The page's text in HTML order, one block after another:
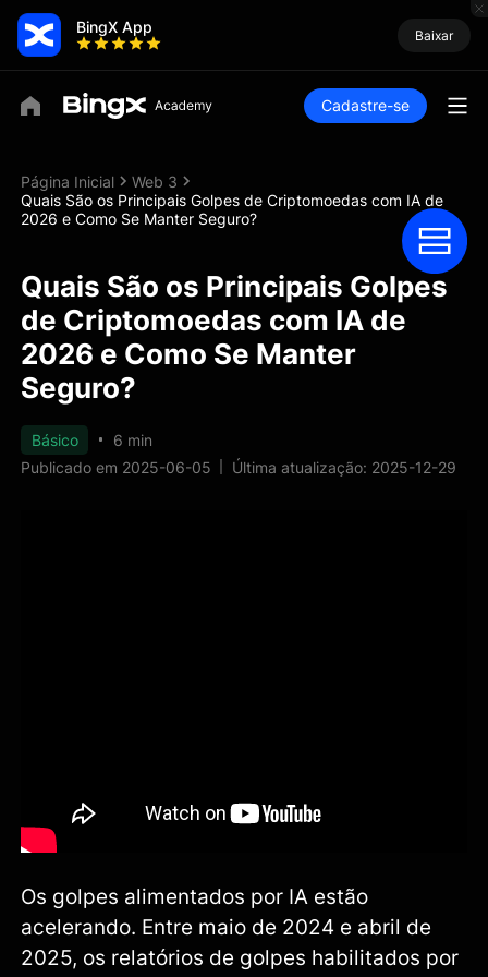
BingX App Baixar
Cadastre-se
Página Inicial
Web 3
Quais São os Principais Golpes de Criptomoedas com IA de
2026 e Como Se Manter Seguro?
Quais São os Principais Golpes
de Criptomoedas com IA de
2026 e Como Se Manter
Seguro?
Básico
6 min
Publicado em 2025-06-05
Última atualização: 2025-12-29
Os golpes alimentados por IA estão
acelerando. Entre maio de 2024 e abril de
2025, os relatórios de golpes habilitados por